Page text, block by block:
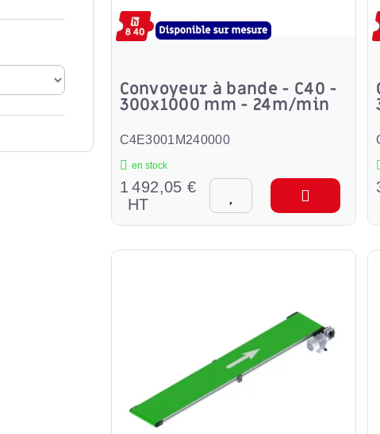
Convoyeur à bande - C40 -
300x1000 mm - 24m/min
C4E3001M240000
en stock
1 492,05 €
HT